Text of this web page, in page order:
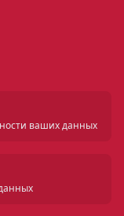
ваших данных